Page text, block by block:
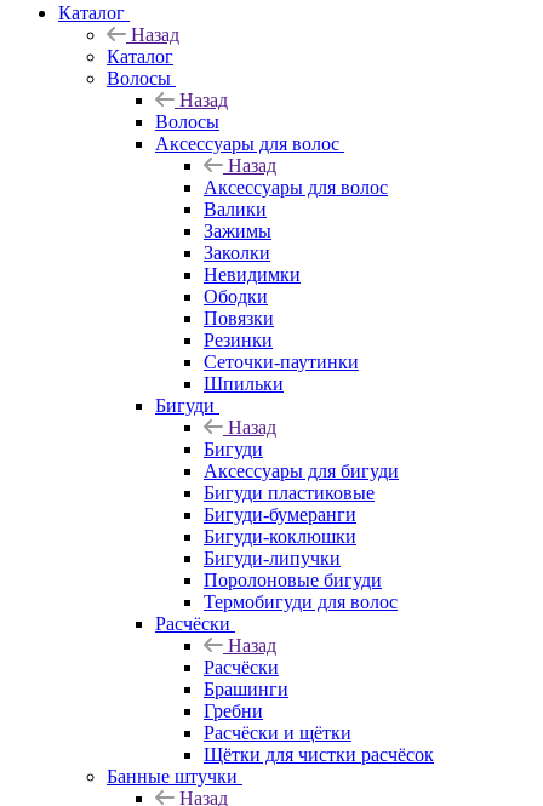
Каталог
Назад
Каталог
Волосы
Назад
Волосы
Аксессуары для волос
Назад
Аксессуары для волос
Валики
Зажимы
Заколки
Невидимки
Ободки
Повязки
Резинки
Сеточки-паутинки
Шпильки
Бигуди
Назад
Бигуди
Аксессуары для бигуди
Бигуди пластиковые
Бигуди-бумеранги
Бигуди-коклюшки
Бигуди-липучки
Поролоновые бигуди
Термобигуди для волос
Расчёски
Назад
Расчёски
Брашинги
Гребни
Расчёски и щётки
Щётки для чистки расчёсок
Банные штучки
Назад